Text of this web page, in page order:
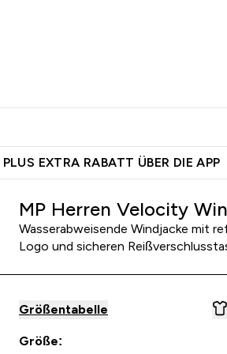
EXTRA RABATT ÜBER DIE APP
MP Herren Velocity
Wasserabweisende Windjacke mit
Logo und sicheren
Größentabelle
Größe: